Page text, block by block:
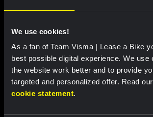
We use cookies!
As a fan of Team Visma | Lease a Bike
best possible digital experience. We use
the website work better and to provide
targeted and personalized offer. Read our
cookie statement.